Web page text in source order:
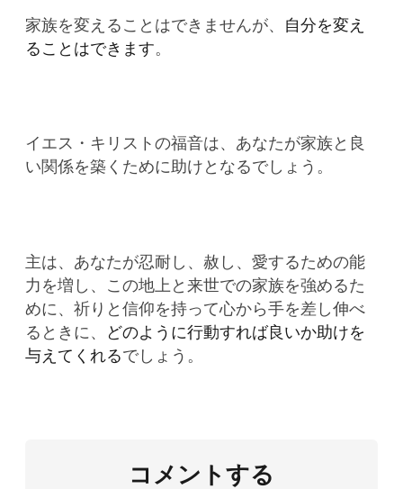
家族を変えることはできませんが、 自分を変え
ることはできます。
イエス・キリストの福音は、あなたが家族と良
い関係を築くために助けとなるでしょう。
主は、あなたが忍耐し、赦し、愛するための能
力を増し、この地上と来世での家族を強めるた
めに、祈りと信仰を持って心から手を差し伸べ
るときに、
どのように行動すれば良いか助けを
与えてくれるでしょう。
コメントする